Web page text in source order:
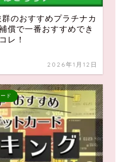
のおすすめプラチナカ
償で一番おすすめでき
レ！
2026年1月12日
ド